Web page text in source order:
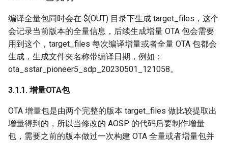
编译全量包同时会在 $(OUT) 目录下生成 target_files，这个
会记录当前版本的全量信息，后续生成增量 OTA 包会需要
用到这个，target_files 每次编译增量或者全量 OTA 包都会
生成，生成文件夹名称带编译日期，例如：
ota_sstar_pioneer5_sdp_20230501_121058。
3.1.1. 增量OTA包
OTA 增量包是由两个完整的版本 target_files 做比较提取出
增量得到的，所以当修改的 AOSP 的代码后要制作增量
包，需要之前的版本做过一次构建 OTA 全量或者增量包并